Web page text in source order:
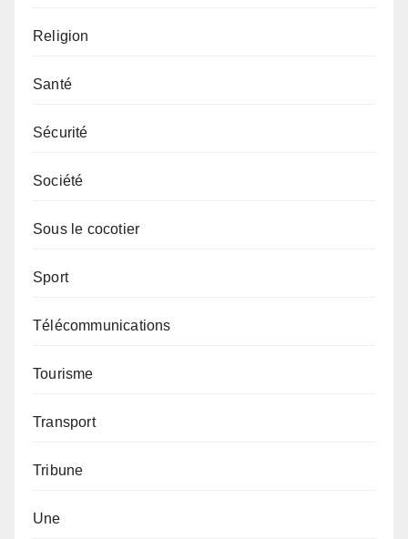
Religion
Santé
Sécurité
Société
Sous le cocotier
Sport
Télécommunications
Tourisme
Transport
Tribune
Une